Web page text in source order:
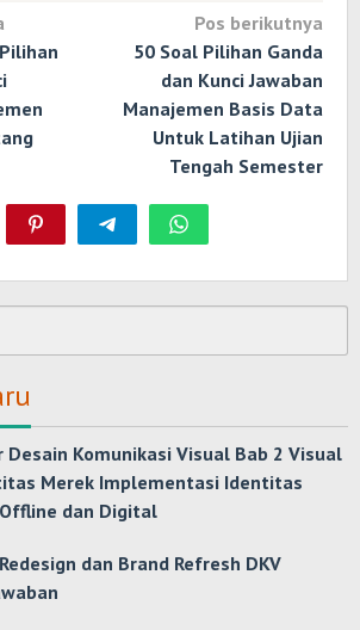
Pos berikutnya
50 Soal Pilihan Ganda
dan Kunci Jawaban
Manajemen Basis Data
Untuk Latihan Ujian
Tengah Semester
Komunikasi Visual Bab 2 Visual
Merek Implementasi Identitas
dan Digital
dan Brand Refresh DKV